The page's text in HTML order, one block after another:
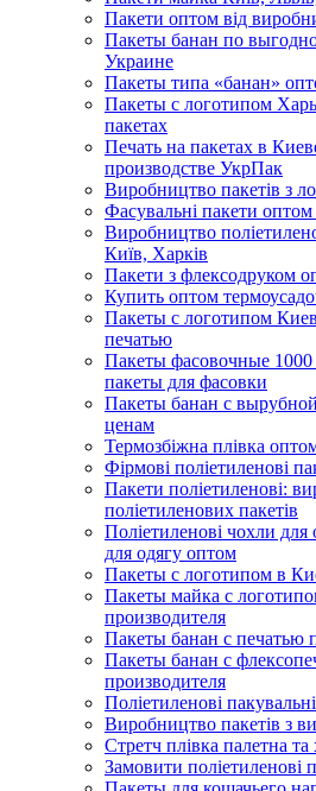
Пакети оптом від
Пакеты банан по
Украине
Пакеты типа «банан»
Пакеты с логотипом
пакетах
Печать на пакетах в
производстве УкрПак
Виробництво пакетів з
Фасувальні пакети
Виробництво
Київ, Харків
Пакети з флексодруком
Купить оптом
Пакеты с логотипом Киев
печатью
Пакеты фасовочные
пакеты для фасовки
Пакеты банан с
ценам
Термозбіжна плівка
Фірмові поліетиленові
Пакети поліетиленові:
поліетиленових пакетів
Поліетиленові чохли
для одягу оптом
Пакеты с логотипом в
Пакеты майка с
производителя
Пакеты банан с печатью
Пакеты банан с
производителя
Поліетиленові
Виробництво пакетів з
Стретч плівка палетна та
Замовити поліетиленові